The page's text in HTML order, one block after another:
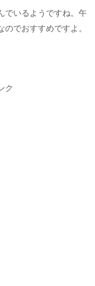
でいるようですね。午
でおすすめですよ。
ク